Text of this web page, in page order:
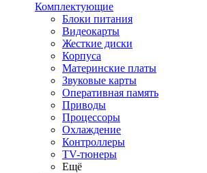
Комплектующие
Блоки питания
Видеокарты
Жесткие диски
Корпуса
Материнские платы
Звуковые карты
Оперативная память
Приводы
Процессоры
Охлаждение
Контроллеры
TV-тюнеры
Ещё